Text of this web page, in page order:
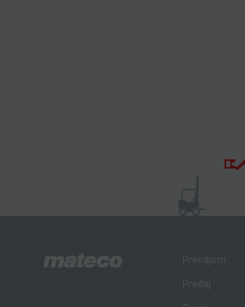
Prenájom
Predaj